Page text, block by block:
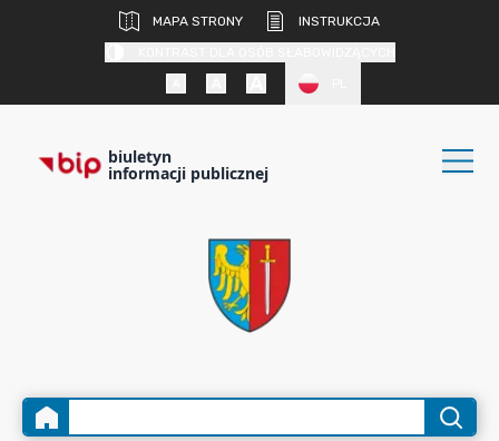
MAPA STRONY
INSTRUKCJA
biuletyn
informacji publicznej